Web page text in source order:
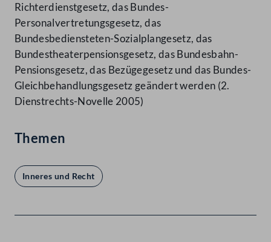
Richterdienstgesetz, das Bundes-
Personalvertretungsgesetz, das
Bundesbediensteten-Sozialplangesetz, das
Bundestheaterpensionsgesetz, das Bundesbahn-
Pensionsgesetz, das Bezügegesetz und das Bundes-
Gleichbehandlungsgesetz geändert werden (2.
Dienstrechts-Novelle 2005)
Themen
Inneres und Recht